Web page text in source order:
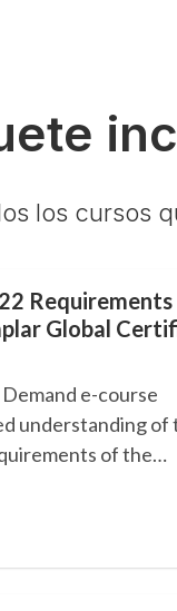
los cursos
Requirements
Global
e-course
understanding of
of the
of Competence.
English.